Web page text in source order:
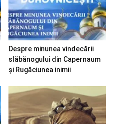
Despre minunea vindecării
slăbănogului din Capernaum
și Rugăciunea inimii